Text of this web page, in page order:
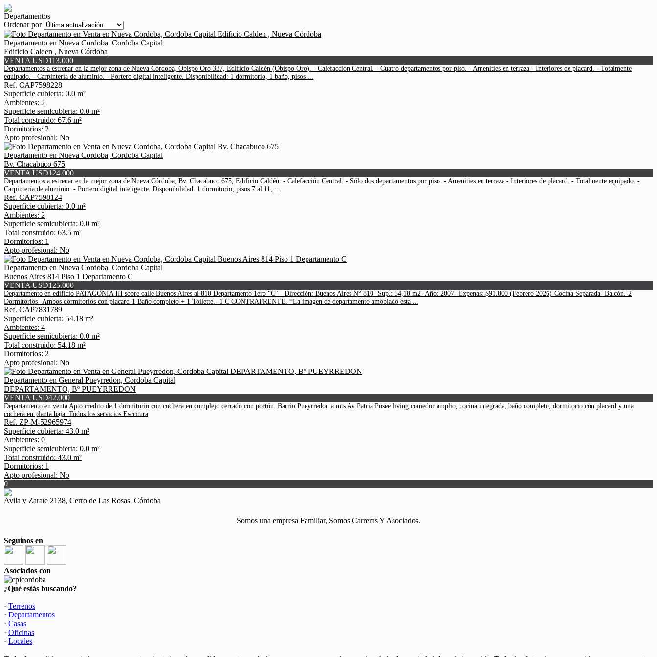
Departamentos
Ordenar por
Departamento en Nueva Cordoba, Cordoba Capital
Edificio Calden , Nueva Córdoba
VENTA USD113.000
Departamentos a estrenar en la mejor zona de Nueva Córdoba, Obispo Oro 337, Edificio Caldén (Obispo Oro). - Calefacción Central. - Cuatro departamentos por piso. - Amenities en terraza - Interiores de placard. - Totalmente
equipado. - Carpintería de aluminio. - Portero digital inteligente. Disponibilidad: 1 dormitorio, 1 baño, pisos ...
Ref. CAP7598228
Superficie cubierta: 0.0 m²
Ambientes: 2
Superficie semicubierta: 0.0 m²
Total construido: 67.6 m²
Dormitorios: 2
Apto profesional: No
Departamento en Nueva Cordoba, Cordoba Capital
Bv. Chacabuco 675
VENTA USD124.000
Departamentos a estrenar en la mejor zona de Nueva Córdoba, Bv. Chacabuco 675, Edificio Caldén. - Calefacción Central. - Sólo dos departamentos por piso. - Amenities en terraza - Interiores de placard. - Totalmente equipado. -
Carpintería de aluminio. - Portero digital inteligente. Disponibilidad: 1 dormitorio, pisos 7 al 11, ...
Ref. CAP7598124
Superficie cubierta: 0.0 m²
Ambientes: 2
Superficie semicubierta: 0.0 m²
Total construido: 63.5 m²
Dormitorios: 1
Apto profesional: No
Departamento en Nueva Cordoba, Cordoba Capital
Buenos Aires 814 Piso 1 Departamento C
VENTA USD125.000
Departamento en edificio PATAGONIA III sobre calle Buenos Aires al 810 Departamento 1ero "C" - Dirección: Buenos Aires N° 810- Sup.: 54,18 m2- Año: 2007- Expenas: $91.800 (Febrero 2026)-Cocina Separada- Balcón.-2
Dormitorios -Ambos dormitorios con placard-1 Baño completo + 1 Toilette.- 1 C CONTRAFRENTE. *La imagen de departamento amoblado esta ...
Ref. CAP7831789
Superficie cubierta: 54.18 m²
Ambientes: 4
Superficie semicubierta: 0.0 m²
Total construido: 54.18 m²
Dormitorios: 2
Apto profesional: No
Departamento en General Pueyrredon, Cordoba Capital
DEPARTAMENTO, Bº PUEYRREDON
VENTA USD42.000
Departamento en venta Apto credito de 1 dormitorio con cochera en complejo cerrado con portón. Barrio Pueyrredon a mts Av Patria Posee living comedor amplio, cocina integrada, baño completo, dormitorio con placard y una
cochera en planta baja. Todos los servicios Escritura
Ref. ZP-M-52965974
Superficie cubierta: 43.0 m²
Ambientes: 0
Superficie semicubierta: 0.0 m²
Total construido: 43.0 m²
Dormitorios: 1
Apto profesional: No
0
Avila y Zarate 2138, Cerro de Las Rosas, Córdoba
Somos una empresa Familiar, Somos Carreras Y Asociados.
Seguinos en
Asociados con
¿Qué estás buscando?
· Terrenos
· Departamentos
· Casas
· Oficinas
· Locales